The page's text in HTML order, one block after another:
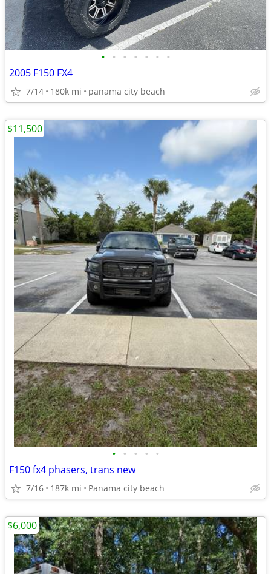
• • • • • • •
2005 F150 FX4
7/14 180k mi panama city beach
• • • • •
F150 fx4 phasers, trans new
7/16 187k mi Panama city beach
$11,500
$6,000